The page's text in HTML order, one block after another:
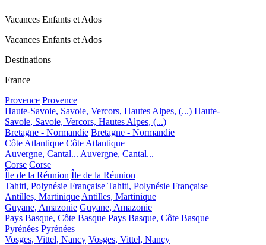
Vacances Enfants et Ados
Vacances Enfants et Ados
Destinations
France
Provence Provence
Haute-Savoie, Savoie, Vercors, Hautes Alpes, (...) Haute-
Savoie, Savoie, Vercors, Hautes Alpes, (...)
Bretagne - Normandie Bretagne - Normandie
Côte Atlantique Côte Atlantique
Auvergne, Cantal... Auvergne, Cantal...
Corse Corse
Île de la Réunion Île de la Réunion
Tahiti, Polynésie Française Tahiti, Polynésie Française
Antilles, Martinique Antilles, Martinique
Guyane, Amazonie Guyane, Amazonie
Pays Basque, Côte Basque Pays Basque, Côte Basque
Pyrénées Pyrénées
Vosges, Vittel, Nancy Vosges, Vittel, Nancy